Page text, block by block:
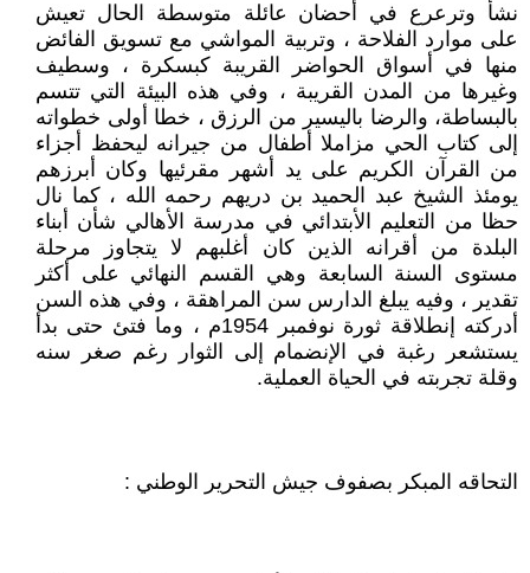
نشأ وترعرع في أحضان عائلة متوسطة الحال تعيش
على موارد الفلاحة ، وتربية المواشي مع تسويق الفائض
منها في أسواق الحواضر القريبة كبسكرة ، وسطيف
وغيرها من المدن القريبة ، وفي هذه البيئة التي تتسم
بالبساطة، والرضا باليسير من الرزق ، خطا أولى خطواته
إلى كتاب الحي مزاملا أطفال من جيرانه ليحفظ أجزاء
من القرآن الكريم على يد أشهر مقرئيها وكان أبرزهم
يومئذ الشيخ عبد الحميد بن دريهم رحمه الله ، كما نال
حظا من التعليم الأبتدائي في مدرسة الأهالي شأن أبناء
البلدة من أقرانه الذين كان أغلبهم لا يتجاوز مرحلة
مستوى السنة السابعة وهي القسم النهائي على أكثر
تقدير ، وفيه يبلغ الدارس سن المراهقة ، وفي هذه السن
أدركته إنطلاقة ثورة نوفمبر 1954م ، وما فتئ حتى بدأ
يستشعر رغبة في الإنضمام إلى الثوار رغم صغر سنه
وقلة تجربته في الحياة العملية.
التحاقه المبكر بصفوف جيش التحرير الوطني :